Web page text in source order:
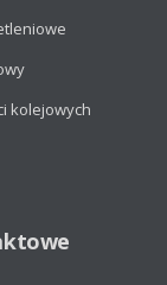
kolejowych